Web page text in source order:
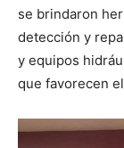
se brindaron
detección y
y equipos
que favorecen